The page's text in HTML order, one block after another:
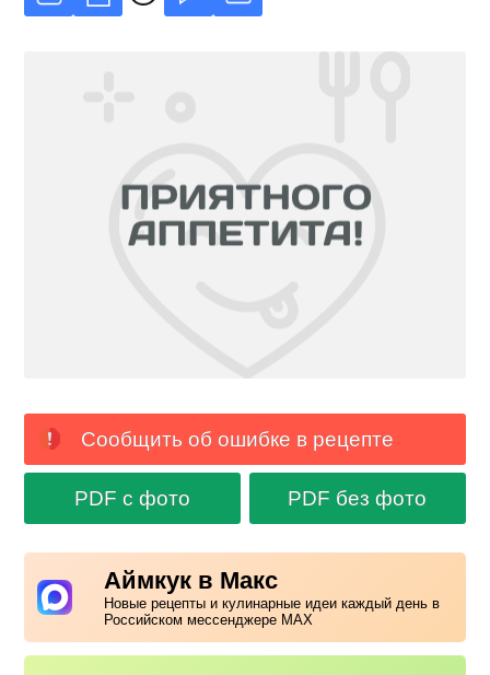
Сообщить об ошибке в рецепте
PDF с фото PDF без фото
Аймкук в Макс
Новые рецепты и кулинарные идеи каждый день в
Российском мессенджере MAX